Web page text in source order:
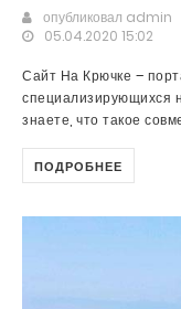
опубликовал admin
05.04.2020 15:02
Сайт На Крючке –
специализирующихся
знаете, что такое
ПОДРОБНЕЕ